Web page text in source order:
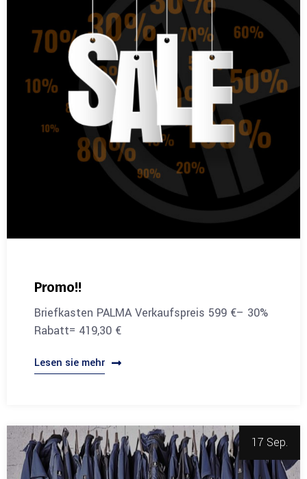
Promo!!
Briefkasten PALMA Verkaufspreis 599 €– 30%
Rabatt= 419,30 €
Lesen sie mehr
17 Sep.